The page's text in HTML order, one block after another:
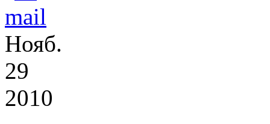
Нояб.
29
2010